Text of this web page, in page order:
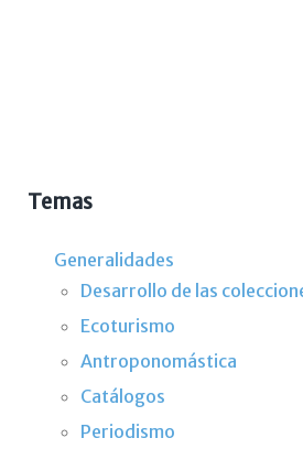
Temas
Generalidades
Desarrollo de las
Ecoturismo
Antroponomástica
Catálogos
Periodismo